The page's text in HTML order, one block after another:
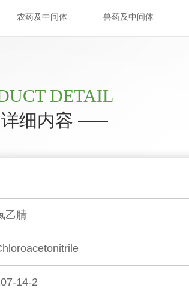
农药及中间体 兽药及中间体
DETAIL
细内容
乙腈
14-2